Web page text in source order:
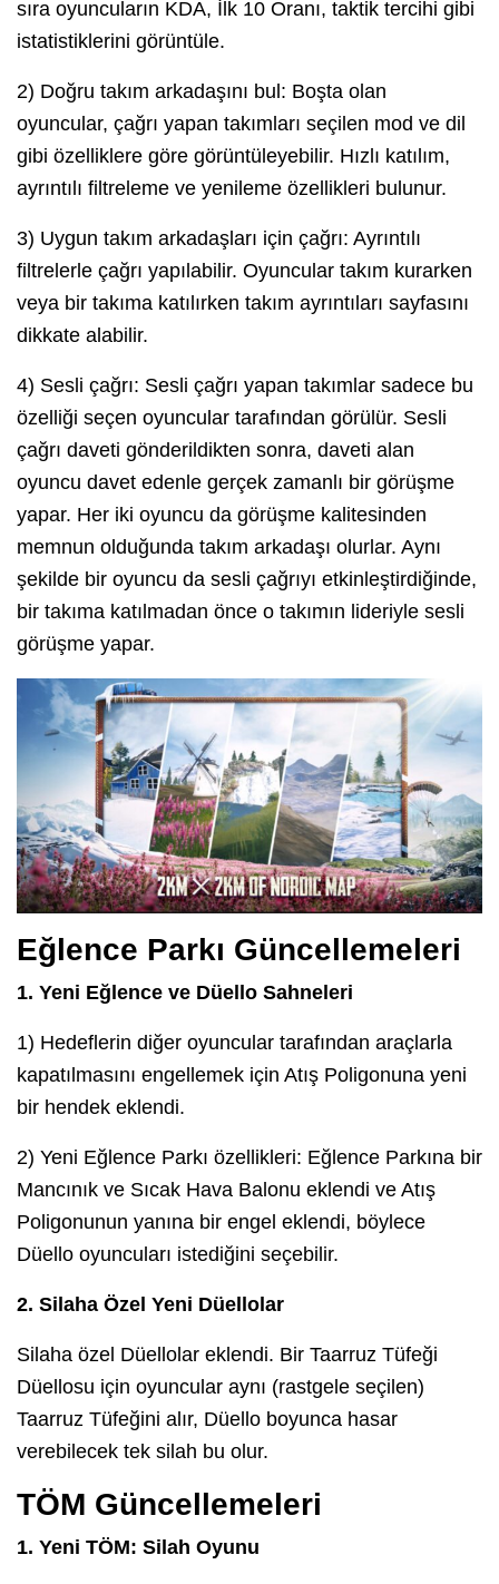
sıra oyuncuların KDA, İlk 10 Oranı, taktik tercihi gibi
istatistiklerini görüntüle.
2) Doğru takım arkadaşını bul: Boşta olan
oyuncular, çağrı yapan takımları seçilen mod ve dil
gibi özelliklere göre görüntüleyebilir. Hızlı katılım,
ayrıntılı filtreleme ve yenileme özellikleri bulunur.
3) Uygun takım arkadaşları için çağrı: Ayrıntılı
filtrelerle çağrı yapılabilir. Oyuncular takım kurarken
veya bir takıma katılırken takım ayrıntıları sayfasını
dikkate alabilir.
4) Sesli çağrı: Sesli çağrı yapan takımlar sadece bu
özelliği seçen oyuncular tarafından görülür. Sesli
çağrı daveti gönderildikten sonra, daveti alan
oyuncu davet edenle gerçek zamanlı bir görüşme
yapar. Her iki oyuncu da görüşme kalitesinden
memnun olduğunda takım arkadaşı olurlar. Aynı
şekilde bir oyuncu da sesli çağrıyı etkinleştirdiğinde,
bir takıma katılmadan önce o takımın lideriyle sesli
görüşme yapar.
Eğlence Parkı Güncellemeleri
1. Yeni Eğlence ve Düello Sahneleri
1) Hedeflerin diğer oyuncular tarafından araçlarla
kapatılmasını engellemek için Atış Poligonuna yeni
bir hendek eklendi.
2) Yeni Eğlence Parkı özellikleri: Eğlence Parkına bir
Mancınık ve Sıcak Hava Balonu eklendi ve Atış
Poligonunun yanına bir engel eklendi, böylece
Düello oyuncuları istediğini seçebilir.
2. Silaha Özel Yeni Düellolar
Silaha özel Düellolar eklendi. Bir Taarruz Tüfeği
Düellosu için oyuncular aynı (rastgele seçilen)
Taarruz Tüfeğini alır, Düello boyunca hasar
verebilecek tek silah bu olur.
TÖM Güncellemeleri
1. Yeni TÖM: Silah Oyunu